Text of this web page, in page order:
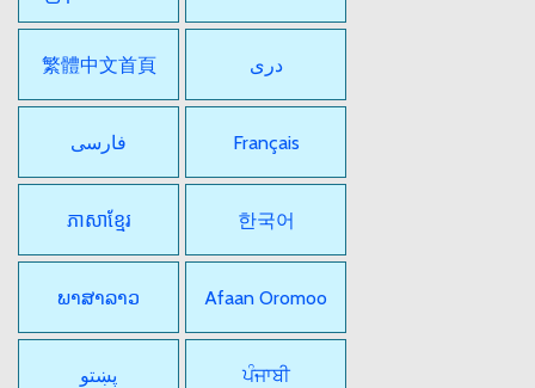
繁體中文首頁 دری
فارسی Français
ភាសាខ្មែរ 한국어
ພາສາລາວ Afaan Oromoo
پښتو ਪੰਜਾਬੀ